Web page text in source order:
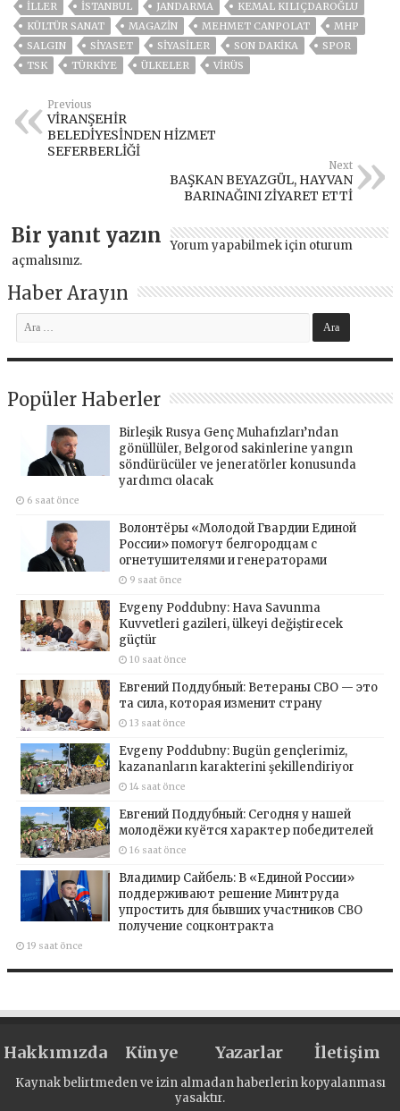
İLLER
ISTANBUL JANDARMA
KEMAL KILIÇDAROĞLU
KÜLTÜR SANAT
MAGAZİN MEHMET CANPOLAT
MHP
SALGIN
SİYASET SİYASİLER SON DAKIKA
SPOR
TSK
TÜRKİYE ÜLKELER VIRÜS
Previous
VİRANŞEHİR
BELEDİYESİNDEN HİZMET
SEFERBERLİĞİ
Next
BAŞKAN BEYAZGÜL, HAYVAN
BARINAĞINI ZİYARET ETTİ
Bir yanıt yazın Yorum yapabilmek için oturum
açmalısınız.
Haber Arayın
Popüler Haberler
Birleşik Rusya Genç Muhafızları’ndan
gönüllüler, Belgorod sakinlerine yangın
söndürücüler ve jeneratörler konusunda
yardımcı olacak
6 saat önce
Волонтёры «Молодой Гвардии Единой
России» помогут белгородцам с
огнетушителями и генераторами
9 saat önce
Evgeny Poddubny: Hava Savunma
Kuvvetleri gazileri, ülkeyi değiştirecek
güçtür
10 saat önce
Евгений Поддубный: Ветераны СВО — это
та сила, которая изменит страну
13 saat önce
Evgeny Poddubny: Bugün gençlerimiz,
kazananların karakterini şekillendiriyor
14 saat önce
Евгений Поддубный: Сегодня у нашей
молодёжи куётся характер победителей
16 saat önce
Владимир Сайбель: В «Единой России»
поддерживают решение Минтруда
упростить для бывших участников СВО
получение соцконтракта
19 saat önce
Hakkımızda Künye Yazarlar İletişim
Kaynak belirtmeden ve izin almadan haberlerin kopyalanması
yasaktır.